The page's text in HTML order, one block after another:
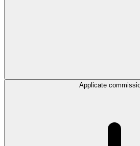
Applicate